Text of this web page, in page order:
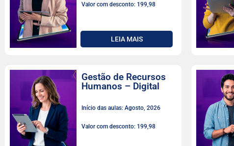
Valor com desconto: 199,98
LEIA MAIS
Gestão de Recursos
Humanos – Digital
Início das aulas: Agosto, 2026
Valor com desconto: 199,98